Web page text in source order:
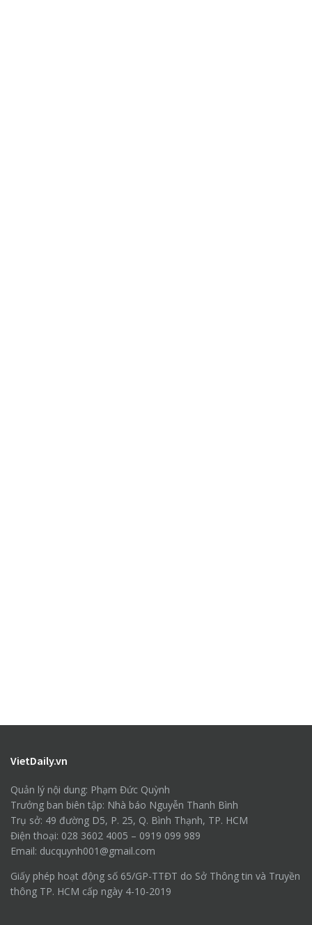
VietDaily.vn
Quản lý nội dung: Phạm Đức Quỳnh
Trưởng ban biên tập: Nhà báo Nguyễn Thanh Bình
Trụ sở: 49 đường D5, P. 25, Q. Bình Thạnh, TP. HCM
Điện thoại: 028 3602 4005 – 0919 099 989
Email: ducquynh001@gmail.com
Giấy phép hoạt động số 65/GP-TTĐT do Sở Thông tin và Truyền
thông TP. HCM cấp ngày 4-10-2019